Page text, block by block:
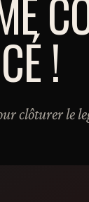
!
clôturer le